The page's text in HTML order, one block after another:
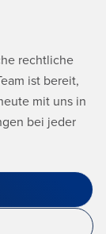
rechtliche
ist bereit,
mit uns in
bei jeder